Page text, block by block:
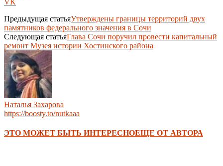
Предыдущая статьяУтверждены границы территорий двух
памятников федерального значения в Сочи
Следующая статьяГлава Сочи поручил провести капитальный
ремонт Музея истории Хостинского района
Наталья Захарова
https://boosty.to/nutkaaa
ЭТО МОЖЕТ БЫТЬ ИНТЕРЕСНОЕЩЕ ОТ АВТОРА